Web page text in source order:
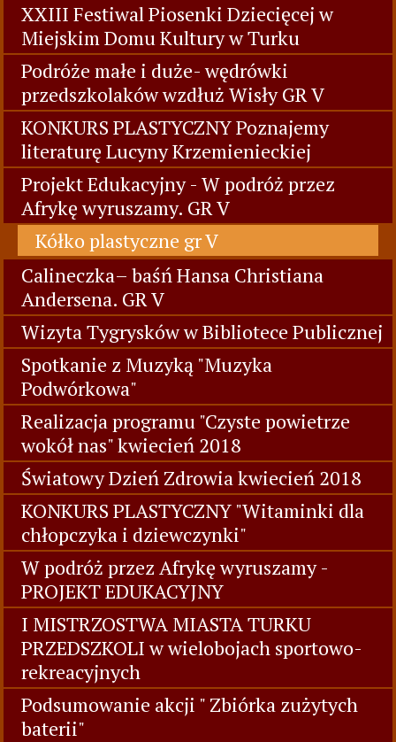
XXIII Festiwal Piosenki Dziecięcej w
Miejskim Domu Kultury w Turku
Podróże małe i duże- wędrówki
przedszkolaków wzdłuż Wisły GR V
KONKURS PLASTYCZNY Poznajemy
literaturę Lucyny Krzemienieckiej
Projekt Edukacyjny - W podróż przez
Afrykę wyruszamy. GR V
Kółko plastyczne gr V
Calineczka– baśń Hansa Christiana
Andersena. GR V
Wizyta Tygrysków w Bibliotece Publicznej
Spotkanie z Muzyką "Muzyka
Podwórkowa"
Realizacja programu "Czyste powietrze
wokół nas" kwiecień 2018
Światowy Dzień Zdrowia kwiecień 2018
KONKURS PLASTYCZNY "Witaminki dla
chłopczyka i dziewczynki"
W podróż przez Afrykę wyruszamy -
PROJEKT EDUKACYJNY
I MISTRZOSTWA MIASTA TURKU
PRZEDSZKOLI w wielobojach sportowo-
rekreacyjnych
Podsumowanie akcji " Zbiórka zużytych
baterii"